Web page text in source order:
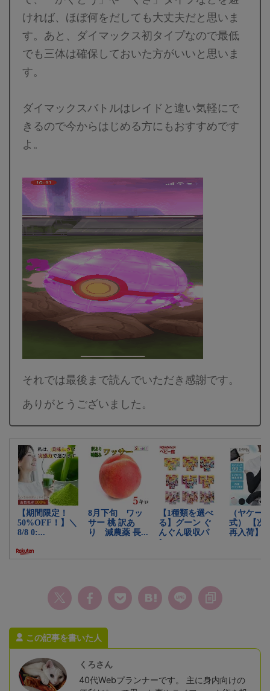
ければ、ほぼ何をだしても大丈夫だと思いま
す。あと、ダイマックス初タイプなので最低
でも三体は確保しておいた方がいいと思いま
す。
ダイマックスバトルはレイドと違い気軽にで
きるので今からはじめる方にもおすすめです
よ。
それでは最後まで読んでいただき感謝です。
ありがとうございました。
この記事を書いた人
くろさん
40代Webプランナーです。 主に身内向けの